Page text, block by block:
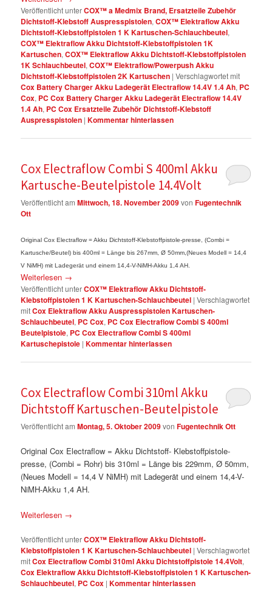
Veröffentlicht unterCOX™ a Medmix Brand, Ersatzteile Zubehör
Dichtstoff-Klebstoff Auspresspistolen,COX™ Elektraflow Akku
Dichtstoff-Klebstoffpistolen 1 K Kartuschen-Schlauchbeutel,
COX™ Elektraflow Akku Dichtstoff-Klebstoffpistolen 1K
Kartuschen,COX™ Elektraflow Akku Dichtstoff-Klebstoffpistolen
1K Schlauchbeutel,COX™ Elektraflow/Powerpush Akku
Dichtstoff-Klebstoffpistolen 2K Kartuschen |Verschlagwortet mit
Cox Battery Charger Akku Ladegerät Electraflow 14.4V 1.4 Ah, PC
Cox, PC Cox Battery Charger Akku Ladegerät Electraflow 14.4V
1.4 Ah, PC Cox Ersatzteile Zubehör Dichtstoff-Klebstoff
Auspresspistolen |Kommentar hinterlassen
Cox Electraflow Combi S 400ml Akku
Kartusche-Beutelpistole 14.4Volt
Veröffentlicht amMittwoch, 18. November 2009vonFugentechnik
Ott
Original Cox Electraflow = Akku Dichtstoff-Klebstoffpistole-presse, (Combi =
Kartusche/Beutel) bis 400ml = Länge bis 267mm, Ø 50mm,(Neues Modell = 14,4
V NiMH) mit Ladegerät und einem 14,4-V-NiMH-Akku 1,4 AH.
Weiterlesen →
Veröffentlicht unterCOX™ Elektraflow Akku Dichtstoff-
Klebstoffpistolen 1 K Kartuschen-Schlauchbeutel |Verschlagwortet
mitCox Elektraflow Akku Auspresspistolen Kartuschen-
Schlauchbeutel, PC Cox, PC Cox Electraflow Combi S 400ml
Beutelpistole, PC Cox Electraflow Combi S 400ml
Kartuschepistole |Kommentar hinterlassen
Cox Electraflow Combi 310ml Akku
Dichtstoff Kartuschen-Beutelpistole
Veröffentlicht amMontag, 5. Oktober 2009vonFugentechnik Ott
Original Cox Electraflow = Akku Dichtstoff- Klebstoffpistole-
presse, (Combi = Rohr) bis 310ml = Länge bis 229mm, Ø 50mm,
(Neues Modell = 14,4 V NiMH) mit Ladegerät und einem 14,4-V-
NiMH-Akku 1,4 AH.
Weiterlesen →
Veröffentlicht unterCOX™ Elektraflow Akku Dichtstoff-
Klebstoffpistolen 1 K Kartuschen-Schlauchbeutel |Verschlagwortet
mitCox Electraflow Combi 310ml Akku Dichtstoffpistole 14.4Volt,
Cox Elektraflow Akku Dichtstoff-Klebstoffpistolen 1 K Kartuschen-
Schlauchbeutel, PC Cox |Kommentar hinterlassen